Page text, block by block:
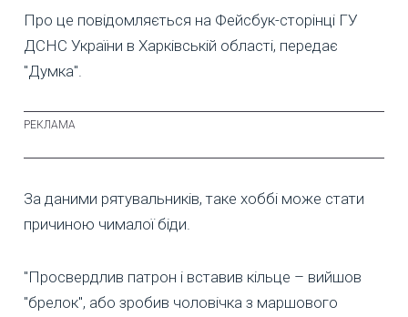
Про це повідомляється на Фейсбук-сторінці ГУ
ДСНС України в Харківській області, передає
"Думка".
За даними рятувальників, таке хоббі може стати
причиною чималої біди.
"Просвердлив патрон і вставив кільце – вийшов
"брелок", або зробив чоловічка з маршового